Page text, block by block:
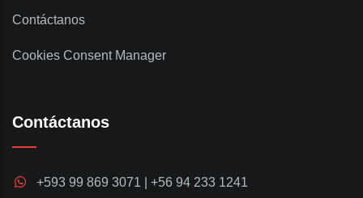
Contáctanos
Cookies Consent Manager
Contáctanos
+593 99 869 3071 | +56 94 233 1241